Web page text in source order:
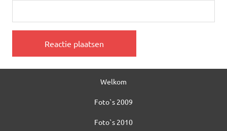
Welkom
Foto`s 2009
Foto`s 2010